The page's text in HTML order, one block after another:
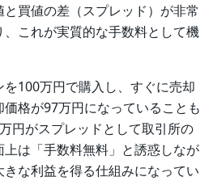
買値の差（スプレッド）が非常
これが実質的な手数料として機
100万円で購入し、すぐに売却
格が97万円になっていることも
円がスプレッドとして取引所の
は「手数料無料」と誘惑しなが
な利益を得る仕組みになってい